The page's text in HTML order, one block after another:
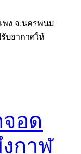
พง จ.นครพนม
บอากาศให้
อด
กาฬ